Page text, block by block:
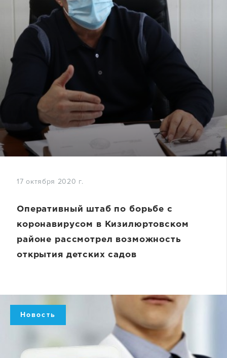
17 октября 2020 г.
Оперативный штаб по борьбе с
коронавирусом в Кизилюртовском
районе рассмотрел возможность
открытия детских садов
Новость